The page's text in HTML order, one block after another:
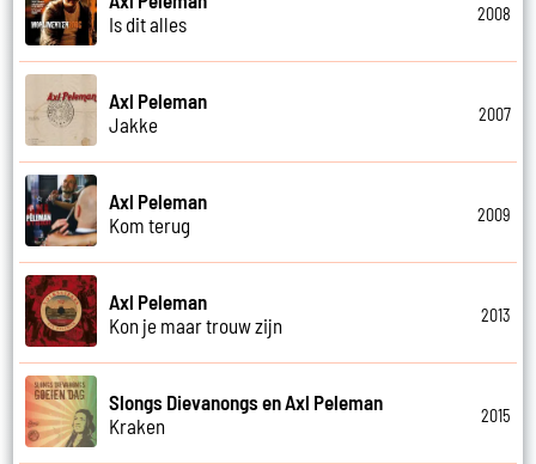
Is dit alles
2008
Axl Peleman
Jakke
2007
Axl Peleman
Kom terug
2009
Axl Peleman
Kon je maar trouw zijn
2013
Slongs Dievanongs en Axl Peleman
Kraken
2015